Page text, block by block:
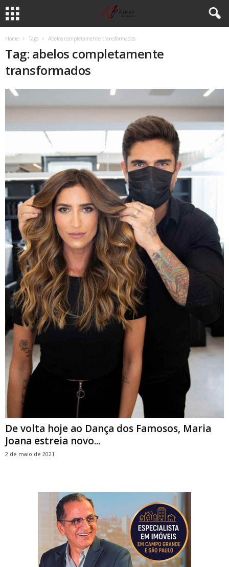
Home Tags Abelos completamente transformados
Tag: abelos completamente
transformados
De volta hoje ao Dança dos Famosos, Maria
Joana estreia novo...
2 de maio de 2021